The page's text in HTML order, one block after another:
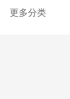
更多分类